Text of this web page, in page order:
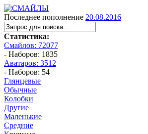
Последнее пополнение 20.08.2016
Статистика:
Смайлов: 72077
- Наборов: 1835
Аватаров: 3512
- Наборов: 54
Глянцевые
Обычные
Колобки
Другие
Маленькие
Средние